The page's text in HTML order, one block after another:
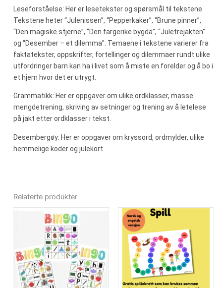
Leseforståelse: Her er lesetekster og spørsmål til tekstene.
Tekstene heter “Julenissen”, “Pepperkaker”, “Brune pinner”,
“Den magiske stjerne”, “Den fargerike bygda”, “Juletrejakten”
og “Desember – et dilemma”. Temaene i tekstene varierer fra
faktatekster, oppskrifter, fortellinger og dilemmaer rundt ulike
utfordringer barn kan ha i livet som å miste en forelder og å bo i
et hjem hvor det er utrygt.
Grammatikk: Her er oppgaver om ulike ordklasser, masse
mengdetrening, skriving av setninger og trening av å letelese
på jakt etter ordklasser i tekst.
Desembergøy: Her er oppgaver om kryssord, ordmylder, ulike
hemmelige koder og julekort.
Relaterte produkter